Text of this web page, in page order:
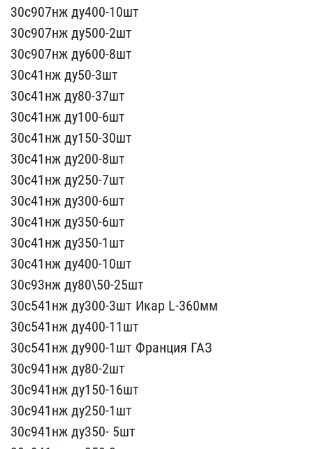
30с907нж ду400-​10шт
30с907нж ду500-2шт​
30с907нж ду600-8шт
30​с41нж ду50-3шт
30с41нж ​ду80-37шт
30с41нж ду100​-6шт
30с41нж ду150-30шт
​30с41нж ду200-8шт
30с41н​ж ду250-7шт
30с41нж ду3​00-6шт
30с41нж ду350-6ш​т
30с41нж ду350-1шт
30с​41нж ду400-10шт
30с93нж​ ду80\50-25шт
30с541нж ​ду300-3шт Икар L-360мм
3​0с541нж ду400-11шт
30с5​41нж ду900-1шт Франция Г​АЗ
30с941нж ду80-2шт
30​с941нж ду150-16шт
30с941​нж ду250-1шт
30с941нж д​у350- 5шт